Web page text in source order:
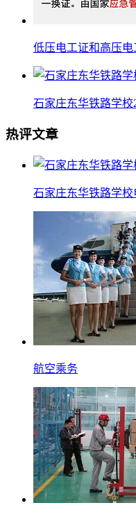
低压电工证和高压电
石家庄东华铁路学校
热评文章
石家庄东华铁路学
航空乘务